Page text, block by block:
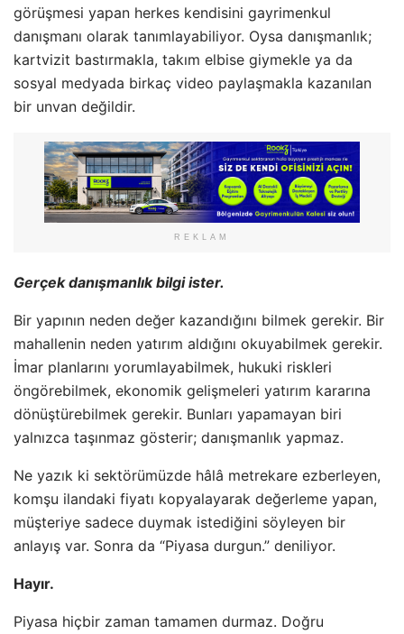
görüşmesi yapan herkes kendisini gayrimenkul
danışmanı olarak tanımlayabiliyor. Oysa danışmanlık;
kartvizit bastırmakla, takım elbise giymekle ya da
sosyal medyada birkaç video paylaşmakla kazanılan
bir unvan değildir.
REKLAM
Gerçek danışmanlık bilgi ister.
Bir yapının neden değer kazandığını bilmek gerekir. Bir
mahallenin neden yatırım aldığını okuyabilmek gerekir.
İmar planlarını yorumlayabilmek, hukuki riskleri
öngörebilmek, ekonomik gelişmeleri yatırım kararına
dönüştürebilmek gerekir. Bunları yapamayan biri
yalnızca taşınmaz gösterir; danışmanlık yapmaz.
Ne yazık ki sektörümüzde hâlâ metrekare ezberleyen,
komşu ilandaki fiyatı kopyalayarak değerleme yapan,
müşteriye sadece duymak istediğini söyleyen bir
anlayış var. Sonra da “Piyasa durgun.” deniliyor.
Hayır.
Piyasa hiçbir zaman tamamen durmaz. Doğru